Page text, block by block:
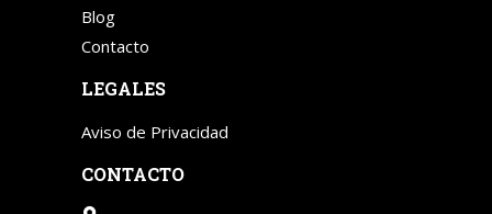
Blog
Contacto
LEGALES
Aviso de Privacidad
CONTACTO